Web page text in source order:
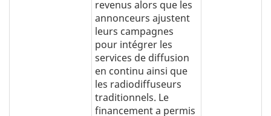
revenus alors que les
annonceurs ajustent
leurs campagnes
pour intégrer les
services de diffusion
en continu ainsi que
les radiodiffuseurs
traditionnels. Le
financement a permis